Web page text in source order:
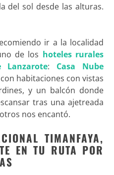
del sol desde las alturas.
ir a la localidad
de los hoteles rurales
Lanzarote: Casa Nube
habitaciones con vistas
y un balcón donde
tras una ajetreada
nos encantó.
TIMANFAYA,
EN TU RUTA POR